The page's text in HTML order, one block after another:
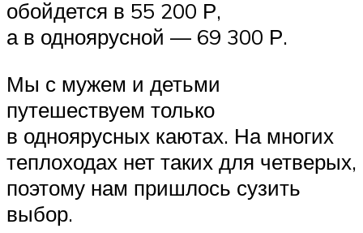
обойдется в 55 200 Р,
а в одноярусной — 69 300 Р.
Мы с мужем и детьми
путешествуем только
в одноярусных каютах. На многих
теплоходах нет таких для четверых,
поэтому нам пришлось сузить
выбор.